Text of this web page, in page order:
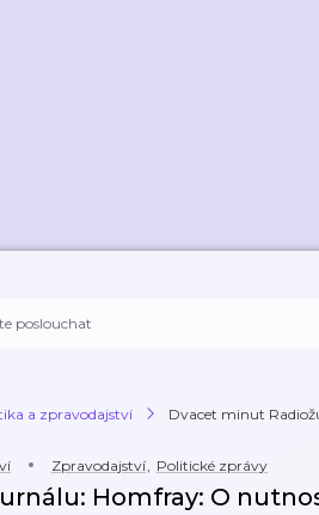
a zpravodajství Dvacet minut
Zpravodajství, Politické zprávy
Homfray: O